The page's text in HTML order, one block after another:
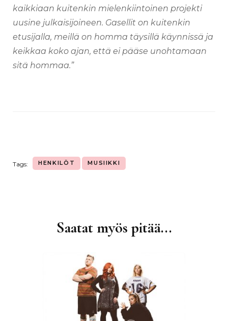
kaikkiaan kuitenkin mielenkiintoinen projekti
uusine julkaisijoineen. Gasellit on kuitenkin
etusijalla, meillä on homma täysillä käynnissä ja
keikkaa koko ajan, että ei pääse unohtamaan
sitä hommaa.”
Tags: HENKILÖT MUSIIKKI
Saatat myös pitää...